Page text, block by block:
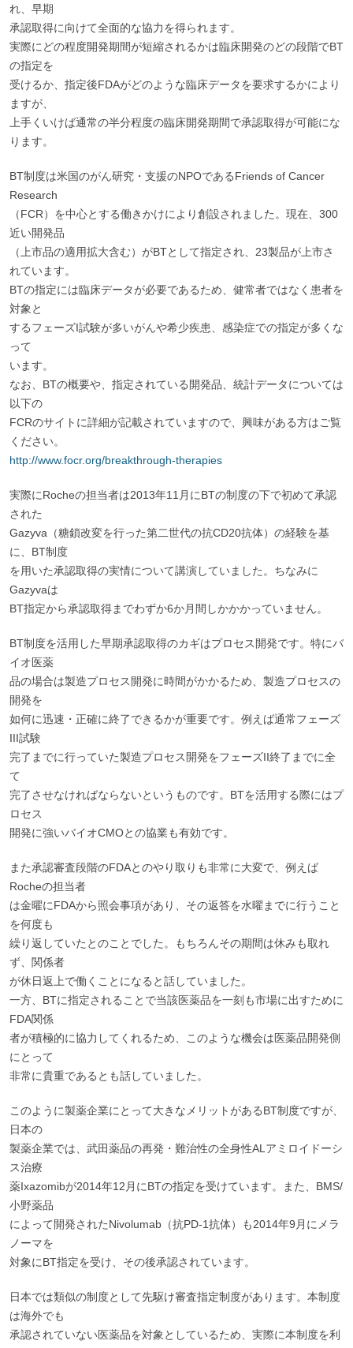
れ、早期
承認取得に向けて全面的な協力を得られます。
実際にどの程度開発期間が短縮されるかは臨床開発のどの段階でBT
の指定を
受けるか、指定後FDAがどのような臨床データを要求するかにより
ますが、
上手くいけば通常の半分程度の臨床開発期間で承認取得が可能にな
ります。
BT制度は米国のがん研究・支援のNPOであるFriends of Cancer
Research
（FCR）を中心とする働きかけにより創設されました。現在、300
近い開発品
（上市品の適用拡大含む）がBTとして指定され、23製品が上市さ
れています。
BTの指定には臨床データが必要であるため、健常者ではなく患者を
対象と
するフェーズI試験が多いがんや希少疾患、感染症での指定が多くな
って
います。
なお、BTの概要や、指定されている開発品、統計データについては
以下の
FCRのサイトに詳細が記載されていますので、興味がある方はご覧
ください。
http://www.focr.org/breakthrough-therapies
実際にRocheの担当者は2013年11月にBTの制度の下で初めて承認
された
Gazyva（糖鎖改変を行った第二世代の抗CD20抗体）の経験を基
に、BT制度
を用いた承認取得の実情について講演していました。ちなみに
Gazyvaは
BT指定から承認取得までわずか6か月間しかかかっていません。
BT制度を活用した早期承認取得のカギはプロセス開発です。特にバ
イオ医薬
品の場合は製造プロセス開発に時間がかかるため、製造プロセスの
開発を
如何に迅速・正確に終了できるかが重要です。例えば通常フェーズ
III試験
完了までに行っていた製造プロセス開発をフェーズII終了までに全
て
完了させなければならないというものです。BTを活用する際にはプ
ロセス
開発に強いバイオCMOとの協業も有効です。
また承認審査段階のFDAとのやり取りも非常に大変で、例えば
Rocheの担当者
は金曜にFDAから照会事項があり、その返答を水曜までに行うこと
を何度も
繰り返していたとのことでした。もちろんその期間は休みも取れ
ず、関係者
が休日返上で働くことになると話していました。
一方、BTに指定されることで当該医薬品を一刻も市場に出すために
FDA関係
者が積極的に協力してくれるため、このような機会は医薬品開発側
にとって
非常に貴重であるとも話していました。
このように製薬企業にとって大きなメリットがあるBT制度ですが、
日本の
製薬企業では、武田薬品の再発・難治性の全身性ALアミロイドーシ
ス治療
薬Ixazomibが2014年12月にBTの指定を受けています。また、BMS/
小野薬品
によって開発されたNivolumab（抗PD-1抗体）も2014年9月にメラ
ノーマを
対象にBT指定を受け、その後承認されています。
日本では類似の制度として先駆け審査指定制度があります。本制度
は海外でも
承認されていない医薬品を対象としているため、実際に本制度を利